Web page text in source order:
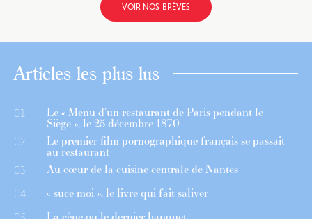
VOIR NOS BRÈVES
Articles les plus lus
01 Le « Menu d’un restaurant de Paris pendant le
Siège », le 25 décembre 1870
02 Le premier film pornographique français se passait
au restaurant
03 Au cœur de la cuisine centrale de Nantes
04 « suce moi », le livre qui fait saliver